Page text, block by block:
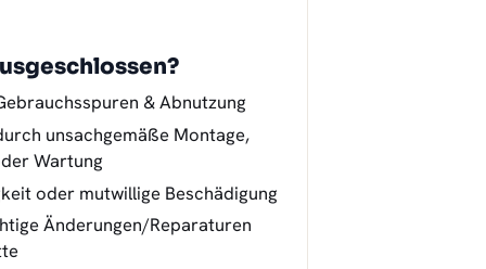
& Abnutzung
unsachgemäße Montage,
Wartung
oder mutwillige Beschädigung
Änderungen/Reparaturen